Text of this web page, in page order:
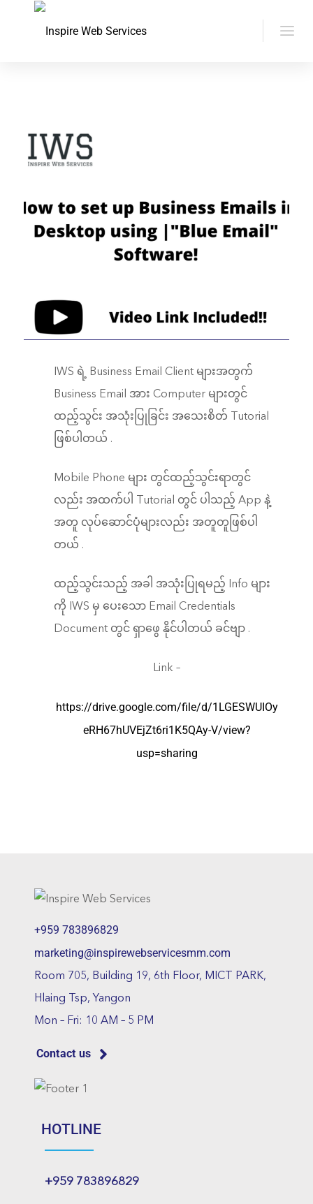
IWS ရဲ့ Business Email Client များအတွက်
Business Email အား Computer များတွင်
ထည့်သွင်း အသုံးပြုခြင်း အသေးစိတ် Tutorial
ဖြစ်ပါတယ် .
Mobile Phone များ တွင်ထည့်သွင်းရာတွင်
လည်း အထက်ပါ Tutorial တွင် ပါသည့် App နဲ့
အတူ လုပ်ဆောင်ပုံများလည်း အတူတူဖြစ်ပါ
တယ် .
ထည့်သွင်းသည့် အခါ အသုံးပြုရမည့် Info များ
ကို IWS မှ ပေးသော Email Credentials
Document တွင် ရှာဖွေ နိုင်ပါတယ် ခင်ဗျာ .
Link –
https://drive.google.com/file/d/1LGESWUIOy
eRH67hUVEjZt6ri1K5QAy-V/view?
usp=sharing
+959 783896829
marketing@inspirewebservicesmm.com
Room 705, Building 19, 6th Floor, MICT PARK,
Hlaing Tsp, Yangon
Mon – Fri: 10 AM – 5 PM
Contact us
HOTLINE
+959 783896829